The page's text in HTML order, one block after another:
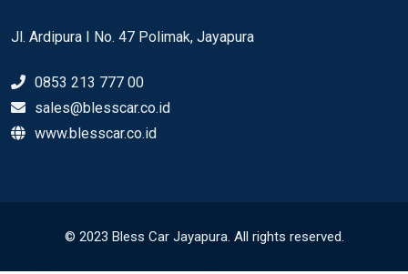
Jl. Ardipura I No. 47 Polimak, Jayapura
0853 213 777 00
sales@blesscar.co.id
www.blesscar.co.id
© 2023 Bless Car Jayapura. All rights reserved.